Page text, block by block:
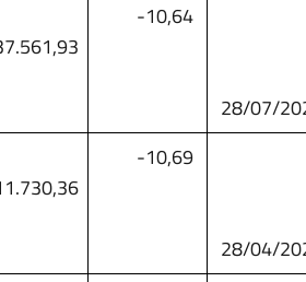
-10,64
28/07/
-10,69
28/04/